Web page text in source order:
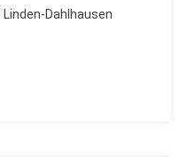
Linden-Dahlhausen